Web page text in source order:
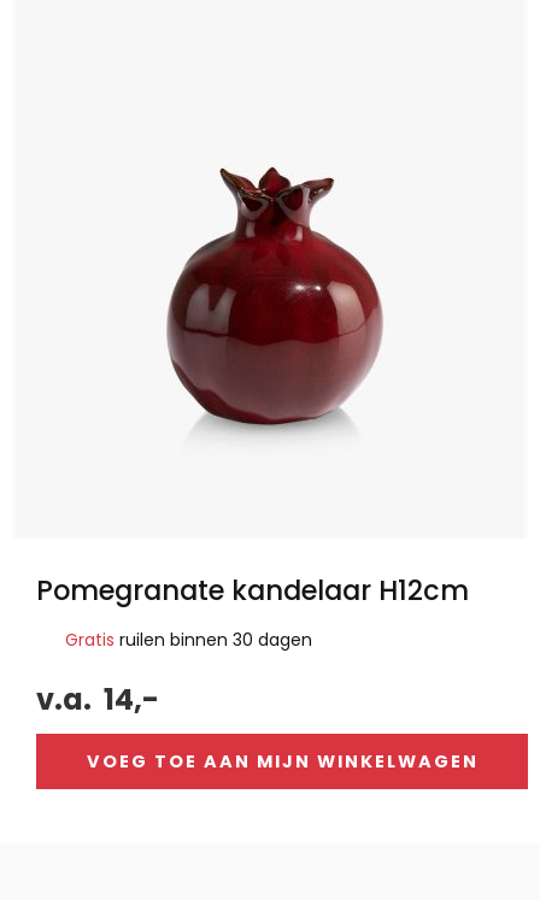
Pomegranate kandelaar H12cm
Gratis ruilen binnen 30 dagen
v.a. 14,-
VOEG TOE AAN MIJN WINKELWAGEN